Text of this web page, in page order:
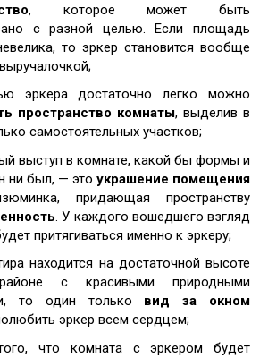
, которое может быть
с разной целью. Если площадь
то эркер становится вообще
эркера достаточно легко можно
пространство комнаты, выделив в
самостоятельных участков;
выступ в комнате, какой бы формы и
ни был, — это украшение помещения
придающая пространству
. У каждого вошедшего взгляд
притягиваться именно к эркеру;
находится на достаточной высоте
с красивыми природными
то один только вид за окном
эркер всем сердцем;
что комната с эркером будет